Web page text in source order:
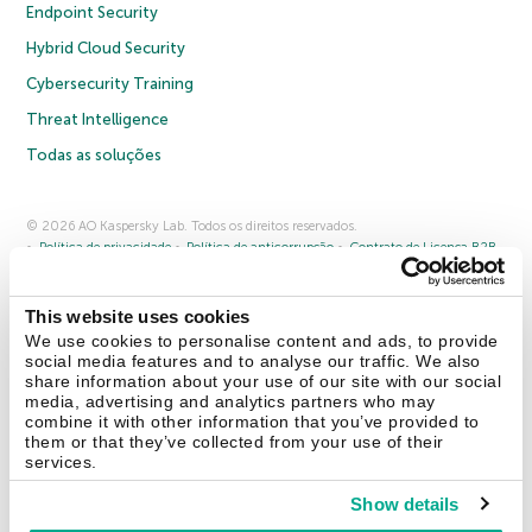
This website uses cookies
We use cookies to personalise content and ads, to provide
social media features and to analyse our traffic. We also
share information about your use of our site with our social
media, advertising and analytics partners who may
combine it with other information that you’ve provided to
them or that they’ve collected from your use of their
services.
Show details
Endpoint Security
Hybrid Cloud Security
Cybersecurity Training
Threat Intelligence
Todas as soluções
© 2026 AO Kaspersky Lab. Todos os direitos reservados.
Política de privacidade
Política de anticorrupção
Contrato de Licença B2B
Cookies
Fale conosco Sobre a Kaspersky Parceiros
Comunicado à imprensa
Securelist Eugene Personal Blog
Brasil